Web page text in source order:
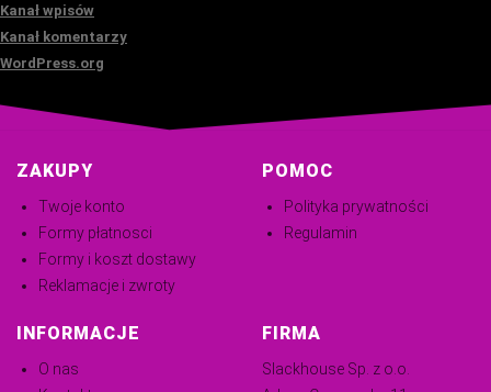
Kanał wpisów
Kanał komentarzy
WordPress.org
ZAKUPY
Twoje konto
Formy płatnosci
Formy i koszt dostawy
Reklamacje i zwroty
POMOC
Polityka prywatności
Regulamin
INFORMACJE
O nas
FIRMA
Slackhouse Sp. z o.o.